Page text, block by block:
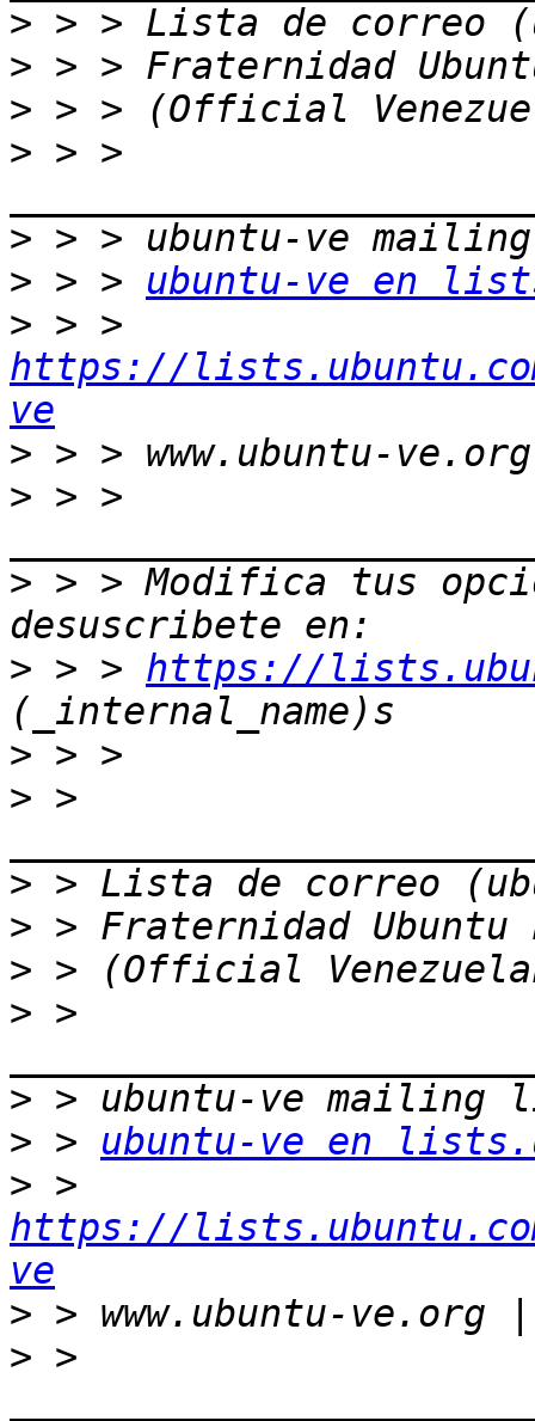
>
>
>
> > >
>
> > > ubuntu-ve en
>
https://
ve
>
> > >
> > > Modifica tus
> > > https://
>
> >
>
>
>
> >
>
> > ubuntu-ve en
>
https://
ve
>
> >